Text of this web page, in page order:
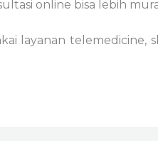
online bisa lebih
layanan telemedicine,